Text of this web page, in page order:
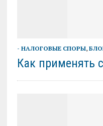
- НАЛОГОВЫЕ СПОРЫ,
Как применять